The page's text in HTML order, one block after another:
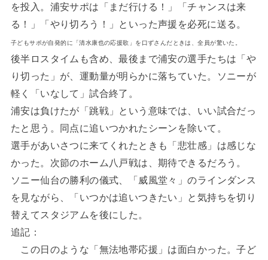
を投入。浦安サポは「まだ行ける！」「チャンスは来
る！」「やり切ろう！」といった声援を必死に送る。
子どもサポが自発的に「清水康也の応援歌」を口ずさんだときは、全員が驚いた。
後半ロスタイムも含め、最後まで浦安の選手たちは「や
り切った」が、運動量が明らかに落ちていた。ソニーが
軽く「いなして」試合終了。
浦安は負けたが「跳戦」という意味では、いい試合だっ
たと思う。同点に追いつかれたシーンを除いて。
選手があいさつに来てくれたときも「悲壮感」は感じな
かった。次節のホーム八戸戦は、期待できるだろう。
ソニー仙台の勝利の儀式、「威風堂々」のラインダンス
を見ながら、「いつかは追いつきたい」と気持ちを切り
替えてスタジアムを後にした。
追記：
この日のような「無法地帯応援」は面白かった。子ど